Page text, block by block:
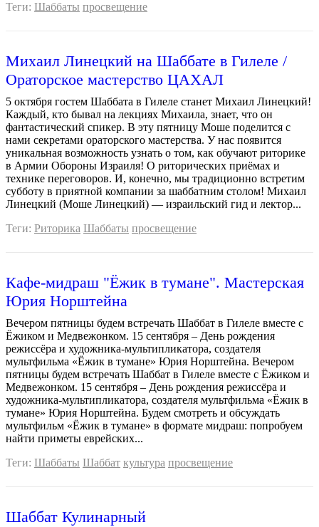
Теги: Шаббаты просвещение
Михаил Линецкий на Шаббате в Гилеле /
Ораторское мастерство ЦАХАЛ
5 октября гостем Шаббата в Гилеле станет Михаил Линецкий!
Каждый, кто бывал на лекциях Михаила, знает, что он
фантастический спикер. В эту пятницу Моше поделится с
нами секретами ораторского мастерства. У нас появится
уникальная возможность узнать о том, как обучают риторике
в Армии Обороны Израиля! О риторических приёмах и
технике переговоров. И, конечно, мы традиционно встретим
субботу в приятной компании за шаббатним столом! Михаил
Линецкий (Моше Линецкий) — израильский гид и лектор...
Теги: Риторика Шаббаты просвещение
Кафе-мидраш "Ёжик в тумане". Мастерская
Юрия Норштейна
Вечером пятницы будем встречать Шаббат в Гилеле вместе с
Ёжиком и Медвежонком. 15 сентября – День рождения
режиссёра и художника-мультипликатора, создателя
мультфильма «Ёжик в тумане» Юрия Норштейна. Вечером
пятницы будем встречать Шаббат в Гилеле вместе с Ёжиком и
Медвежонком. 15 сентября – День рождения режиссёра и
художника-мультипликатора, создателя мультфильма «Ёжик в
тумане» Юрия Норштейна. Будем смотреть и обсуждать
мультфильм «Ёжик в тумане» в формате мидраш: попробуем
найти приметы еврейских...
Теги: Шаббаты Шаббат культура просвещение
Шаббат Кулинарный